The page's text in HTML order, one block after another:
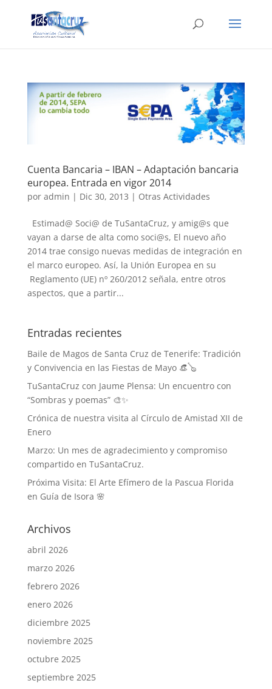
Cuenta Bancaria – IBAN – Adaptación bancaria
europea. Entrada en vigor 2014
por admin | Dic 30, 2013 | Otras Actividades
Estimad@ Soci@ de TuSantaCruz, y amig@s que
vayan a darse de alta como soci@s, El nuevo año
2014 trae consigo nuevas medidas de integración en
el marco europeo. Así, la Unión Europea en su
Reglamento (UE) nº 260/2012 señala, entre otros
aspectos, que a partir...
Entradas recientes
Baile de Magos de Santa Cruz de Tenerife: Tradición
y Convivencia en las Fiestas de Mayo 👒🪕
TuSantaCruz con Jaume Plensa: Un encuentro con
“Sombras y poemas” 🎨✨
Crónica de nuestra visita al Círculo de Amistad XII de
Enero
Marzo: Un mes de agradecimiento y compromiso
compartido en TuSantaCruz.
Próxima Visita: El Arte Efímero de la Pascua Florida
en Guía de Isora 🌸
Archivos
abril 2026
marzo 2026
febrero 2026
enero 2026
diciembre 2025
noviembre 2025
octubre 2025
septiembre 2025